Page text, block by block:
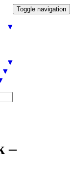
Toggle navigation
–